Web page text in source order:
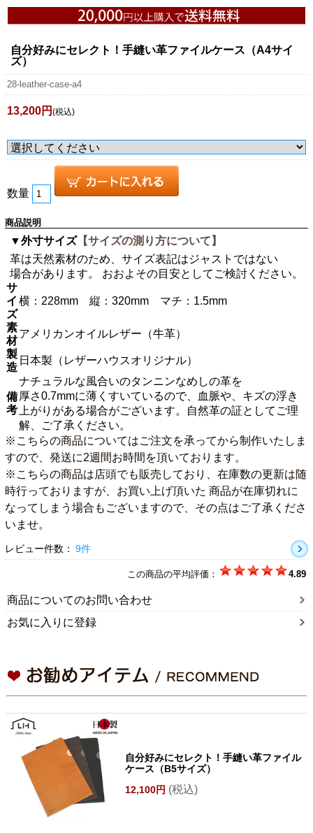
自分好みにセレクト！手縫い革ファイルケース（A4サイ
ズ）
28-leather-case-a4
13,200円 (税込)
数量
商品説明
▼外寸サイズ【サイズの測り方について】
革は天然素材のため、サイズ表記はジャストではない
場合があります。 おおよその目安としてご検討ください。
サ
イ
ズ
横：228mm 縦：320mm マチ：1.5mm
素
材
アメリカンオイルレザー（牛革）
製
造
日本製（レザーハウスオリジナル）
備
考
ナチュラルな風合いのタンニンなめしの革を
厚さ0.7mmに薄くすいているので、血脈や、キズの浮き
上がりがある場合がございます。自然革の証としてご理
解、ご了承ください。
※こちらの商品についてはご注文を承ってから制作いたしま
すので、発送に2週間お時間を頂いております。
※こちらの商品は店頭でも販売しており、在庫数の更新は随
時行っておりますが、お買い上げ頂いた 商品が在庫切れに
なってしまう場合もございますので、その点はご了承くださ
いませ。
レビュー件数： 9件
この商品の平均評価： 4.89
商品についてのお問い合わせ
お気に入りに登録
自分好みにセレクト！手縫い革ファイル
ケース（B5サイズ）
12,100円 (税込)